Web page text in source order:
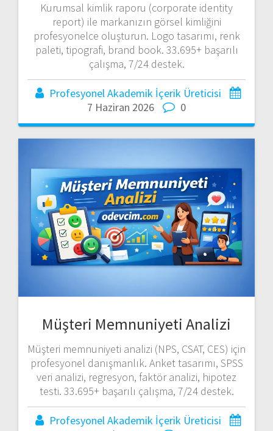
Kurumsal kimlik raporu (corporate identity
report) ile markanızın görsel kimliğini
profesyonelce oluşturun. Logo tasarımı, renk
paleti, tipografi, brand book. 33.695+ başarılı
çalışma, 7/24 destek.
Profesyonel Akademik İçerik Üreticisi
7 Haziran 2026
0
Müşteri Memnuniyeti Analizi
Müşteri memnuniyeti analizi (NPS, CSAT, CES) için
profesyonel danışmanlık. Anket tasarımı, SPSS
veri analizi, regresyon, faktör analizi, hipotez
testi. 33.695+ başarılı çalışma, 7/24 destek.
Profesyonel Akademik İçerik Üreticisi